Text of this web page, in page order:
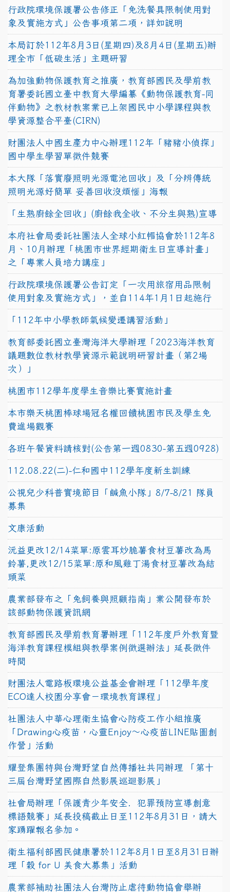
行政院環境保護署公告修正「免洗餐具限制使用對
象及實施方式」公告事項第二項，詳如說明
本局訂於112年8月3日(星期四)及8月4日(星期五)辦
理全市「低碳生活」主題研習
為加強動物保護教育之推廣，教育部國民及學前教
育署委託國立臺中教育大學編纂《動物保護教育-同
伴動物》之教材教案業已上架國民中小學課程與教
學資源整合平臺(CIRN)
財團法人中國生產力中心辦理112年「豬豬小偵探」
國中學生學習單徵件競賽
本大隊「落實廢照明光源電池回收」及「分辨傳統
照明光源好簡單 妥善回收沒煩惱」海報
「生熟廚餘全回收」(廚餘我全收、不分生與熟)宣導
本府社會局委託社團法人全球小紅帽協會於112年8
月、10月辦理「桃園市世界經期衛生日宣導計畫」
之「專業人員培力講座」
行政院環境保護署公告訂定「一次用旅宿用品限制
使用對象及實施方式」，並自114年1月1日起施行
「112年中小學教師氣候變遷講習活動」
教育部委託國立臺灣海洋大學辦理「2023海洋教育
議題數位教材教學資源示範說明研習計畫（第2場
次）」
桃園市112學年度學生音樂比賽實施計畫
本市樂天桃園棒球場冠名權回饋桃園市民及學生免
費進場觀賽
各班午餐資料請核對(公告第一週0830-第五週0928)
112.08.22(二)-仁和國中112學年度新生訓練
公視兒少科普實境節目「鹹魚小隊」8/7-8/21 隊員
募集
文康活動
沅益更改12/14菜單:原雲耳炒脆薯食材豆薯改為馬
鈴薯,更改12/15菜單:原和風雞丁湯食材豆薯改為結
頭菜
農業部發布之「兔飼養與照顧指南」業公開發布於
該部動物保護資訊網
教育部國民及學前教育署辦理「112年度戶外教育暨
海洋教育課程模組與教學案例徵選辦法」延長徵件
時間
財團法人電路板環境公益基金會辦理「112學年度
ECO達人校園分享會－環境教育課程」
社團法人中華心理衛生協會心防疫工作小組推廣
「Drawing心疫苗，心靈Enjoy〜心疫苗LINE貼圖創
作營」活動
耀登集團特與台灣野望自然傳播社共同辦理 「第十
三屆台灣野望國際自然影展巡迴影展」
社會局辦理「保護青少年安全．犯罪預防宣導創意
標語競賽」延長投稿截止日至112年8月31日，請大
家踴躍報名參加。
衛生福利部國民健康署於112年8月1日至8月31日辦
理「穀 for U 美食大募集」活動
農業部補助社團法人台灣防止虐待動物協會舉辦